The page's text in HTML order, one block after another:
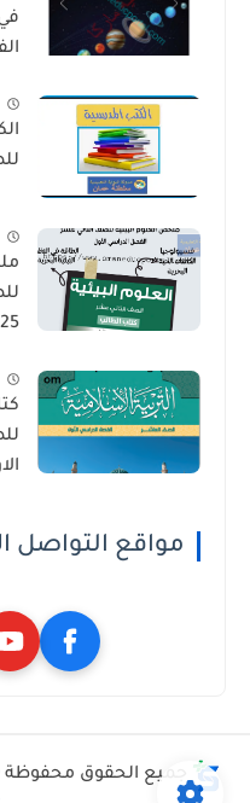
الاول
مواقع التواصل
جميع الحقوق